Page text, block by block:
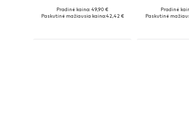
Pradinė kaina: 49,90 €
Paskutinė mažiausia kaina:42,42 €
Pradinė
Paskutinė